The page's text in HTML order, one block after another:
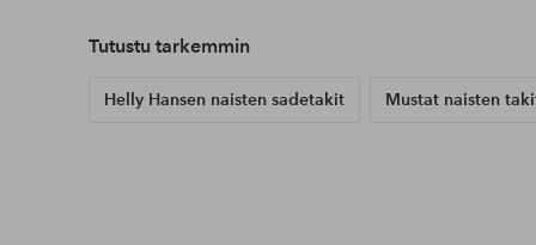
Tutustu tarkemmin
Helly Hansen naisten sadetakit Mustat naisten